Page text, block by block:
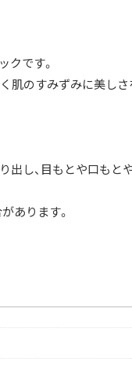
ク
ハ
リ
シ
ミ
美
明
感
ら
クです。
肌のすみずみに美しさ
し、目もとや口もと
あります。